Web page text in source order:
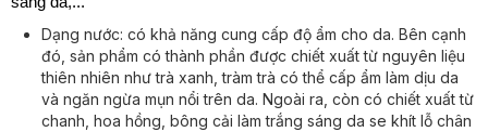
Dạng nước: có khả năng cung cấp độ ẩm cho da. Bên cạnh
đó, sản phẩm có thành phần được chiết xuất từ nguyên liệu
thiên nhiên như trà xanh, tràm trà có thể cấp ẩm làm dịu da
và ngăn ngừa mụn nổi trên da. Ngoài ra, còn có chiết xuất từ
chanh, hoa hồng, bông cải làm trắng sáng da se khít lỗ chân